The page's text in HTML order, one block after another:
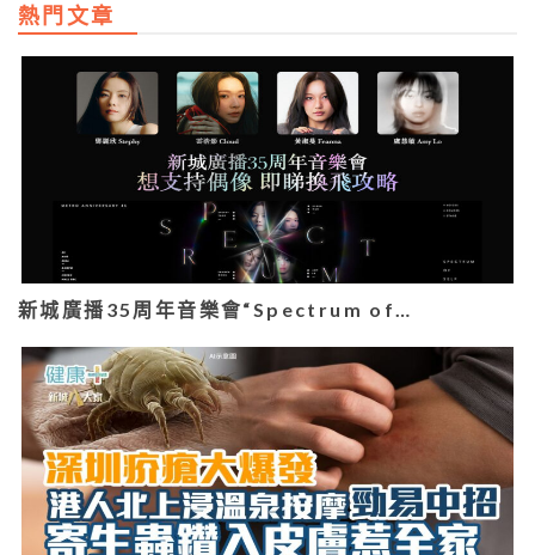
熱門文章
新城廣播35周年音樂會“Spectrum of…